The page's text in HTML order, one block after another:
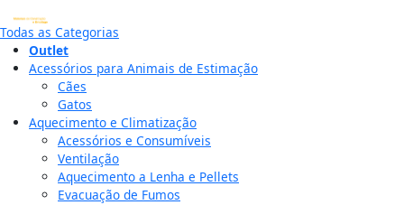
Todas as Categorias
Outlet
Acessórios para Animais de Estimação
Cães
Gatos
Aquecimento e Climatização
Acessórios e Consumíveis
Ventilação
Aquecimento a Lenha e Pellets
Evacuação de Fumos